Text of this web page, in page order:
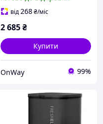
2.4G 5G
від268₴/міс
2 685₴
Купити
OnWay 99%